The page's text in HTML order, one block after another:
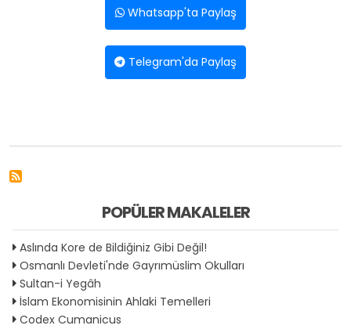
Whatsapp'ta Paylaş
Telegram'da Paylaş
POPÜLER MAKALELER
Aslında Kore de Bildiğiniz Gibi Değil!
Osmanlı Devleti'nde Gayrımüslim Okulları
Sultan-i Yegâh
İslam Ekonomisinin Ahlaki Temelleri
Codex Cumanicus